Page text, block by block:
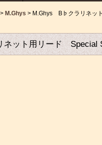
> M.Ghys > M.Ghys B♭クラリネッ
ット用リード Special